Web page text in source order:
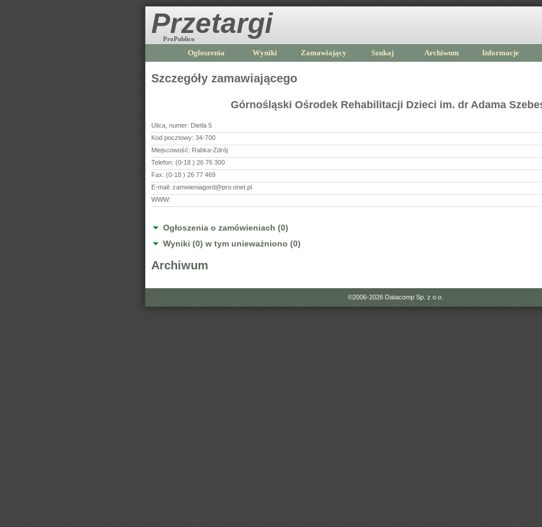
Przetargi
ProPublico
Ogłoszenia Wyniki Zamawiający Szukaj Archiwum Informacje
Szczegóły zamawiającego
Górnośląski Ośrodek Rehabilitacji Dzieci im. dr Adama
Ulica, numer: Dietla 5
Kod pocztowy: 34-700
Miejscowość: Rabka-Zdrój
Telefon: (0-18 ) 26 76 300
Fax: (0-18 ) 26 77 469
E-mail: zamwieniagord@pro.onet.pl
WWW:
Ogłoszenia o zamówieniach (0)
Wyniki (0) w tym unieważniono (0)
Archiwum
©2006-2026 Datacomp Sp. z o.o.